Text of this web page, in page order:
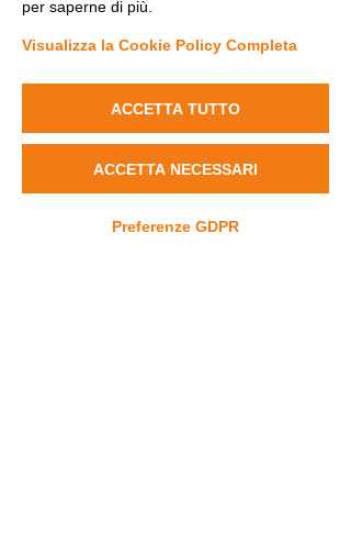
by these families.
ACQUISTA su IL RIO
ACQUISTA su AMAZON
per saperne di più.
Visualizza la Cookie Policy Completa
ACCETTA TUTTO
ACCETTA NECESSARI
Preferenze GDPR